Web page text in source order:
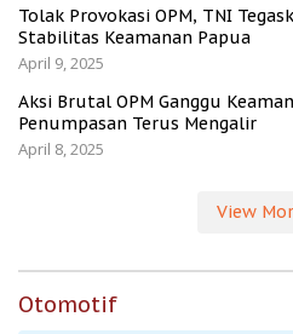
Tolak Provokasi OPM, TNI
Stabilitas Keamanan Papua
April 9, 2025
Aksi Brutal OPM Ganggu
Penumpasan Terus Mengalir
April 8, 2025
View
Otomotif